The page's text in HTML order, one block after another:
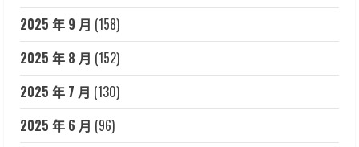
2025 年 9 月 (158)
2025 年 8 月 (152)
2025 年 7 月 (130)
2025 年 6 月 (96)